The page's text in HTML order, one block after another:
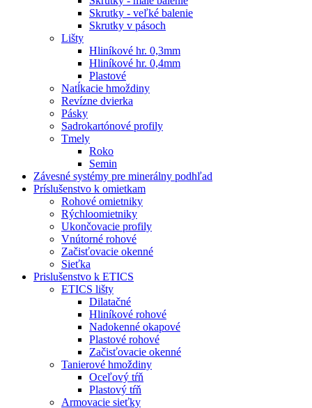
Skrutky - veľké balenie
Skrutky v pásoch
Lišty
Hliníkové hr. 0,3mm
Hliníkové hr. 0,4mm
Plastové
Natĺkacie hmoždiny
Revízne dvierka
Pásky
Sadrokartónové profily
Tmely
Roko
Semin
Závesné systémy pre minerálny podhľad
Príslušenstvo k omietkam
Rohové omietniky
Rýchloomietniky
Ukončovacie profily
Vnútorné rohové
Začisťovacie okenné
Sieťka
Prislušenstvo k ETICS
ETICS lišty
Dilatačné
Hliníkové rohové
Nadokenné okapové
Plastové rohové
Začisťovacie okenné
Tanierové hmoždiny
Oceľový tŕň
Plastový tŕň
Armovacie sieťky